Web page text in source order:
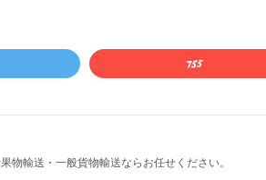
物輸送・一般貨物輸送ならお任せください。